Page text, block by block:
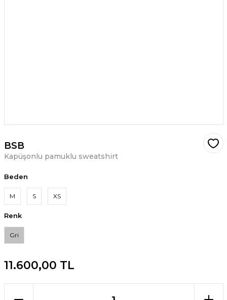
BSB
Kapüşonlu pamuklu sweatshirt
Beden
M S XS
Renk
Gri
11.600,00 TL